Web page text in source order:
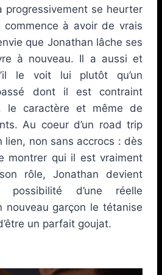
progressivement se heurter
à avoir de vrais
que Jonathan lâche ses
à nouveau. Il a aussi et
le voit lui plutôt qu’un
dont il est contraint
le caractère et même de
Au coeur d’un road trip
lien, non sans accrocs : dès
montrer qui il est vraiment
rôle, Jonathan devient
possibilité d’une réelle
nouveau garçon le tétanise
un parfait goujat.